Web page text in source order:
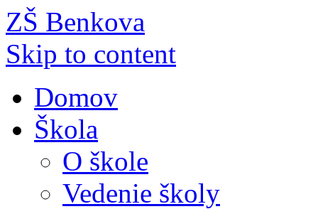
ZŠ Benkova
Skip to content
Domov
Škola
O škole
Vedenie školy